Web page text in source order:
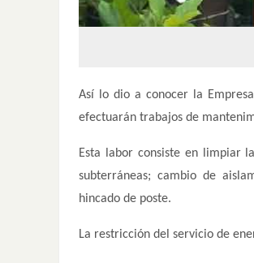
Así lo dio a conocer la
efectuarán trabajos de
Esta labor consiste en limpiar
subterráneas; cambio de
hincado de poste.
La restricción del servicio de